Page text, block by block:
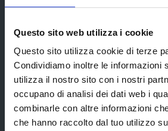
Questo sito web utilizza i cookie
Questo sito utilizza cookie di terze
Condividiamo inoltre le informazioni
utilizza il nostro sito con i nostri
occupano di analisi dei dati web i
combinarle con altre informazioni
che hanno raccolto dal tuo utilizzo
Provincia di
La Provincia